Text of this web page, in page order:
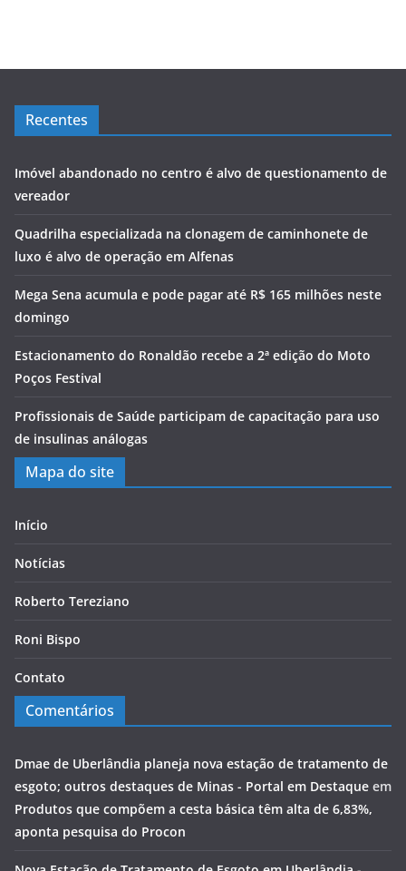
Recentes
Imóvel abandonado no centro é alvo de questionamento de
vereador
Quadrilha especializada na clonagem de caminhonete de
luxo é alvo de operação em Alfenas
Mega Sena acumula e pode pagar até R$ 165 milhões neste
domingo
Estacionamento do Ronaldão recebe a 2ª edição do Moto
Poços Festival
Profissionais de Saúde participam de capacitação para uso
de insulinas análogas
Mapa do site
Início
Notícias
Roberto Tereziano
Roni Bispo
Contato
Comentários
Dmae de Uberlândia planeja nova estação de tratamento de
esgoto; outros destaques de Minas - Portal em Destaque em
Produtos que compõem a cesta básica têm alta de 6,83%,
aponta pesquisa do Procon